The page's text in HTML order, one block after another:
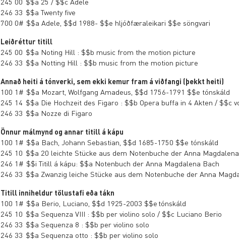
246 33 $$a Twenty five
700 0# $$a Adele, $$d 1988- $$e hljóðfæraleikari $$e söngvari
Leiðréttur titill
245 00 $$a Noting Hill : $$b music from the motion picture
246 33 $$a Notting Hill : $$b music from the motion picture
Annað heiti á tónverki, sem ekki kemur fram á viðfangi (þekkt heiti)
100 1# $$a Mozart, Wolfgang Amadeus, $$d 1756-1791 $$e tónskáld
245 14 $$a Die Hochzeit des Figaro : $$b Opera buffa in 4 Akten / $$c
246 33 $$a Nozze di Figaro
Önnur málmynd og annar titill á kápu
100 1# $$a Bach, Johann Sebastian, $$d 1685-1750 $$e tónskáld
245 10 $$a 20 leichte Stücke aus dem Notenbuche der Anna
246 1# $$i Titill á kápu: $$a Notenbuch der Anna Magdalena Bach
246 33 $$a Zwanzig leiche Stücke aus dem Notenbuche der Anna
Titill inniheldur tölustafi eða tákn
100 1# $$a Berio, Luciano, $$d 1925-2003 $$e tónskáld
245 10 $$a Sequenza VIII : $$b per violino solo / $$c Luciano Berio
246 33 $$a Sequenza 8 : $$b per violino solo
246 33 $$a Sequenza otto : $$b per violino solo